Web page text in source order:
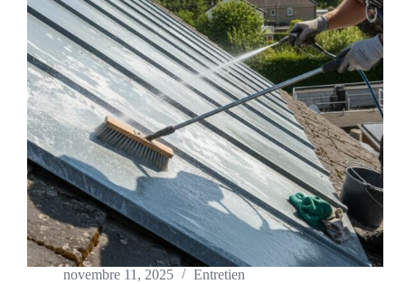
novembre 11, 2025 Entretien